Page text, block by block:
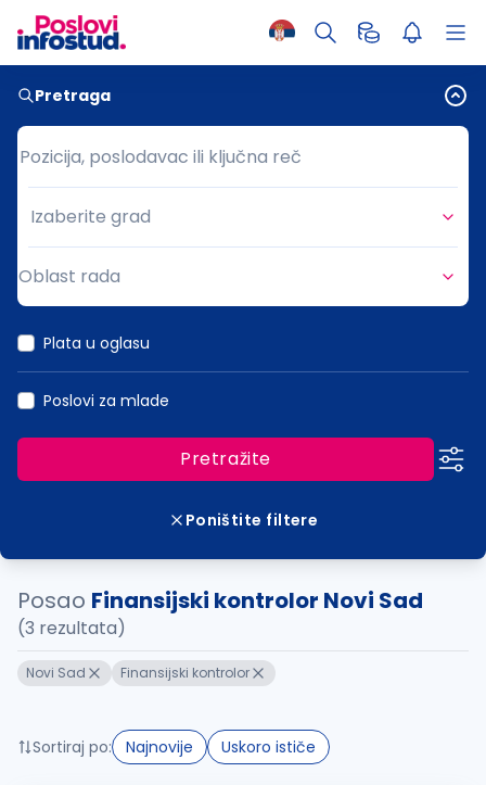
Pretraga
Pozicija, poslodavac ili ključna reč
Pozicija, poslodavac ili ključna reč
Grad
Izaberite grad
Oblast rada
Plata u oglasu
Poslovi za mlade
Pretražite
Poništite filtere
Posao Finansijski kontrolor Novi Sad
(3 rezultata)
Novi Sad Finansijski kontrolor
Sortiraj po: Najnovije Uskoro ističe